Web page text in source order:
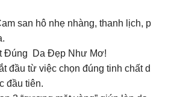
san hô nhẹ nhàng, thanh lịch, p
Đúng Da Đẹp Như Mơ!
đầu từ việc chọn đúng tinh chất d
đầu tiên.